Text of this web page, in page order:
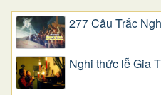
277 Câu Trắc
Nghi thức lễ Gia